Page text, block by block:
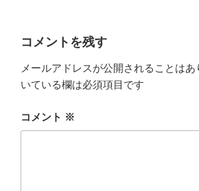
コメントを残す
メールアドレスが公開されることはあ
いている欄は必須項目です
コメント ※